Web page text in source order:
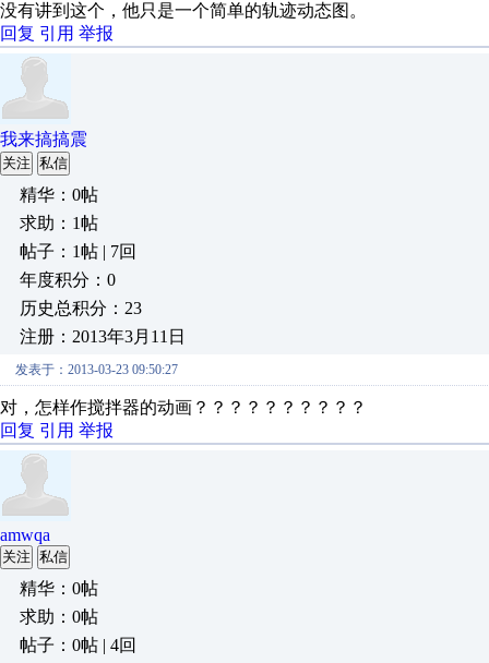
没有讲到这个，他只是一个简单的轨迹动态图。
回复 引用 举报
我来搞搞震
关注 私信
精华：0帖
求助：1帖
帖子：1帖 | 7回
年度积分：0
历史总积分：23
注册：2013年3月11日
发表于：2013-03-23 09:50:27
对，怎样作搅拌器的动画？？？？？？？？？？
回复 引用 举报
amwqa
关注 私信
精华：0帖
求助：0帖
帖子：0帖 | 4回